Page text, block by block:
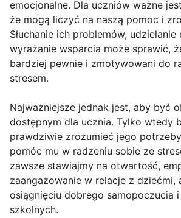
emocjonalne. Dla uczniów ważne
że mogą liczyć na naszą pomoc i
Słuchanie ich problemów,
wyrażanie wsparcia może sprawić,
bardziej pewnie i zmotywowani do
stresem.
Najważniejsze jednak jest, aby być
dostępnym dla ucznia. Tylko wtedy
prawdziwie zrozumieć jego
pomóc mu w radzeniu sobie ze
zawsze stawiajmy na otwartość,
zaangażowanie w relacje z dziećmi,
osiągnięciu dobrego samopoczucia
szkolnych.